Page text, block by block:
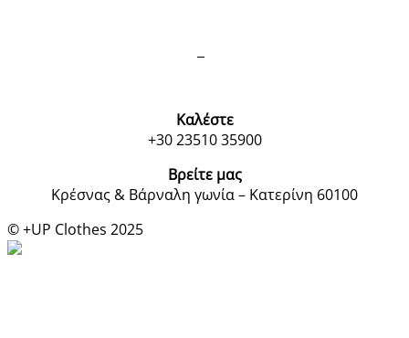
Καλέστε
+30 23510 35900
Βρείτε μας
Κρέσνας & Βάρναλη γωνία – Κατερίνη 60100
© +UP Clothes 2025